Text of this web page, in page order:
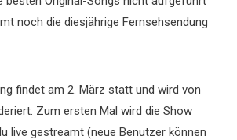
noch die diesjährige Fernsehsendung
findet am 2. März statt und wird von
Zum ersten Mal wird die Show
live gestreamt (neue Benutzer können